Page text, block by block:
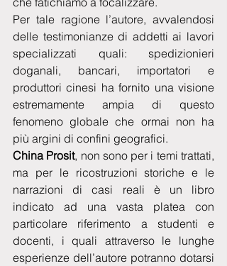
Per tale ragione l’autore, avvalendosi
delle testimonianze di addetti ai lavori
specializzati quali: spedizionieri
doganali, bancari, importatori e
produttori cinesi ha fornito una visione
estremamente ampia di questo
fenomeno globale che ormai non ha
più argini di confini geografici.
China Prosit, non sono per i temi trattati,
ma per le ricostruzioni storiche e le
narrazioni di casi reali è un libro
indicato ad una vasta platea con
particolare riferimento a studenti e
docenti, i quali attraverso le lunghe
esperienze dell’autore potranno dotarsi